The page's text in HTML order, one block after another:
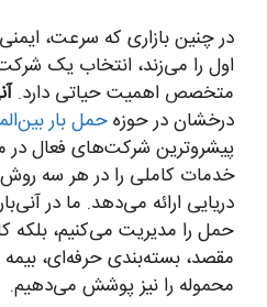
در چنین بازاری که سرعت،
اول را می‌زند، انتخاب یک
متخصص اهمیت حیاتی دارد.
درخشان در حوزهحمل بار
پیشروترین شرکت‌های فعال در
خدمات کاملی را در هر سه
دریایی ارائه می‌دهد. ما در
حمل را مدیریت می‌کنیم، بلکه
مقصد، بسته‌بندی حرفه‌ای،
محموله را نیز پوشش می‌دهیم.